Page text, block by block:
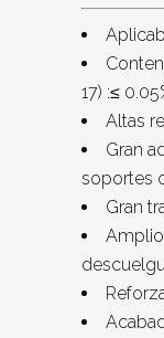
17) :≤
Altas
Gran
soportes
Gran